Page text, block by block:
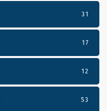
31
17
12
53